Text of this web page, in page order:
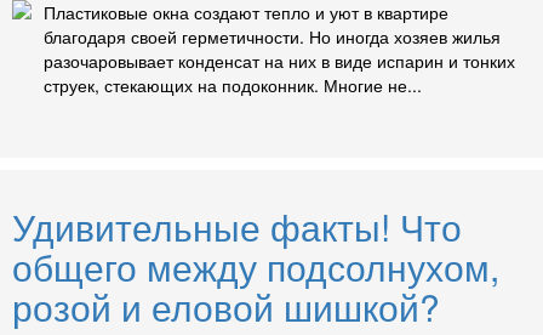
Пластиковые окна создают тепло и уют в квартире
благодаря своей герметичности. Но иногда хозяев жилья
разочаровывает конденсат на них в виде испарин и тонких
струек, стекающих на подоконник. Многие не...
Удивительные факты! Что
общего между подсолнухом,
розой и еловой шишкой?